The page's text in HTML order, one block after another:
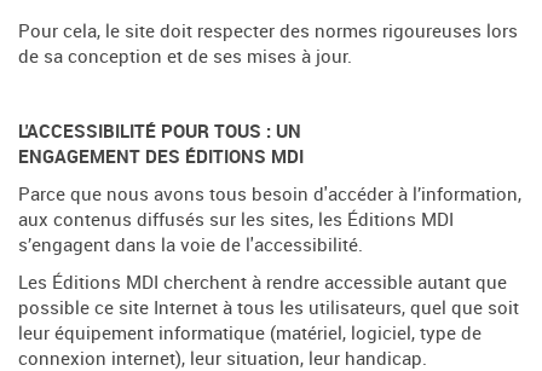
Pour cela, le site doit respecter des normes rigoureuses lors
de sa conception et de ses mises à jour.
L'ACCESSIBILITÉ POUR TOUS : UN
ENGAGEMENT DES ÉDITIONS MDI
Parce que nous avons tous besoin d'accéder à l’information,
aux contenus diffusés sur les sites, les Éditions MDI
s’engagent dans la voie de l'accessibilité.
Les Éditions MDI cherchent à rendre accessible autant que
possible ce site Internet à tous les utilisateurs, quel que soit
leur équipement informatique (matériel, logiciel, type de
connexion internet), leur situation, leur handicap.